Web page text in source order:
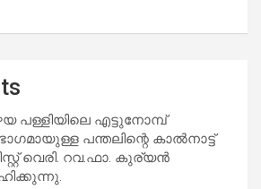
പള്ളിയിലെ എട്ടുനോമ്പ്
പന്തലിന്റെ കാൽനാട്ട്
വെരി. റവ.ഫാ. കുര്യൻ